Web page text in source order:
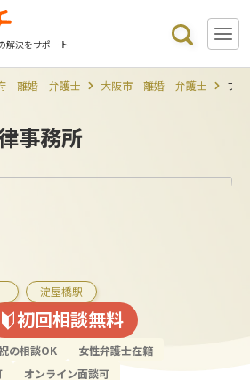
解決をサポート
離婚 弁護士 大阪市 離婚 弁護士 ブ
事務所
淀屋橋駅
初回相談無料
の相談OK
女性弁護士在籍
オンライン面談可